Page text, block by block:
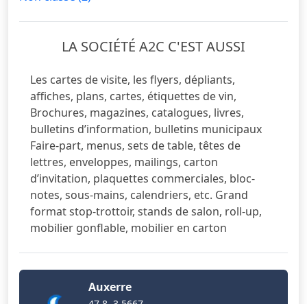
LA SOCIÉTÉ A2C C'EST AUSSI
Les cartes de visite, les flyers, dépliants,
affiches, plans, cartes, étiquettes de vin,
Brochures, magazines, catalogues, livres,
bulletins d’information, bulletins municipaux
Faire-part, menus, sets de table, têtes de
lettres, enveloppes, mailings, carton
d’invitation, plaquettes commerciales, bloc-
notes, sous-mains, calendriers, etc. Grand
format stop-trottoir, stands de salon, roll-up,
mobilier gonflable, mobilier en carton
Auxerre